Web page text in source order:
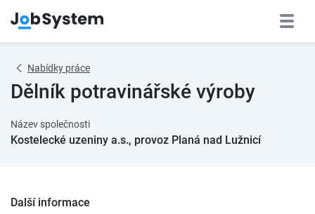
Nabídky práce
Dělník potravinářské výroby
Název společnosti
Kostelecké uzeniny a.s., provoz Planá nad Lužnicí
Další informace